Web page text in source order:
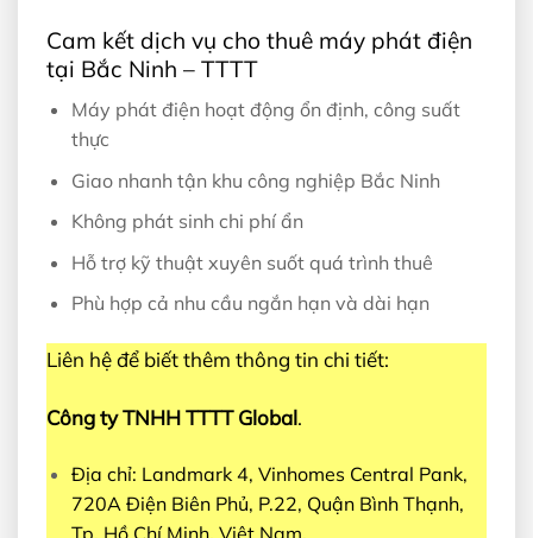
Cam kết dịch vụ cho thuê máy phát điện
tại Bắc Ninh – TTTT
Máy phát điện hoạt động ổn định, công suất
thực
Giao nhanh tận khu công nghiệp Bắc Ninh
Không phát sinh chi phí ẩn
Hỗ trợ kỹ thuật xuyên suốt quá trình thuê
Phù hợp cả nhu cầu ngắn hạn và dài hạn
Liên hệ để biết thêm thông tin chi tiết:
Công ty TNHH TTTT Global.
Địa chỉ: Landmark 4, Vinhomes Central Pank,
720A Điện Biên Phủ, P.22, Quận Bình Thạnh,